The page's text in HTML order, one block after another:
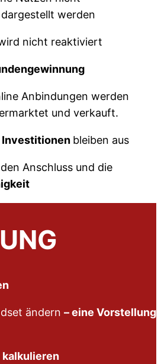
werden
nicht reaktiviert
Anbindungen werden
und verkauft.
Investitionen bleiben aus
Anschluss und die
ändern – eine Vorstellung
kalkulieren